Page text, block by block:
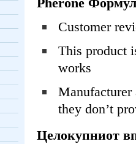
Customer
This product
works
Manufacturer
they don’t
Целокупниот